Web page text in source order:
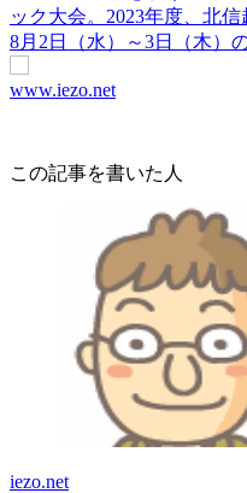
ック大会。2023年度、北
8月2日（水）～3日（木）
www.iezo.net
この記事を書いた人
iezo.net